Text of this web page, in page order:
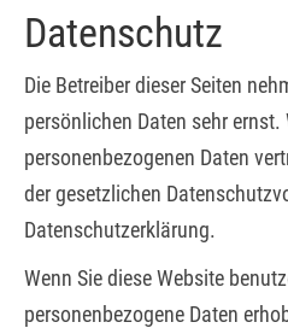
Datenschutz
Die Betreiber dieser Seiten
persönlichen Daten sehr
personenbezogenen Daten
der gesetzlichen
Datenschutzerklärung.
Wenn Sie diese Website
personenbezogene Daten